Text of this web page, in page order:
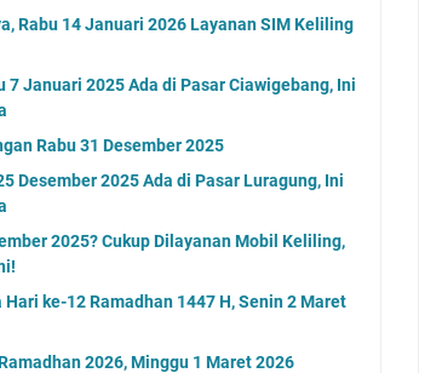
Rabu 14 Januari 2026 Layanan SIM Keliling
Januari 2025 Ada di Pasar Ciawigebang, Ini
Rabu 31 Desember 2025
Desember 2025 Ada di Pasar Luragung, Ini
2025? Cukup Dilayanan Mobil Keliling,
ke-12 Ramadhan 1447 H, Senin 2 Maret
2026, Minggu 1 Maret 2026